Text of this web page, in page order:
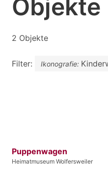
Objekte
2 Objekte
Filter: Ikonografie:
Puppenwagen
Heimatmuseum Wolfersweiler